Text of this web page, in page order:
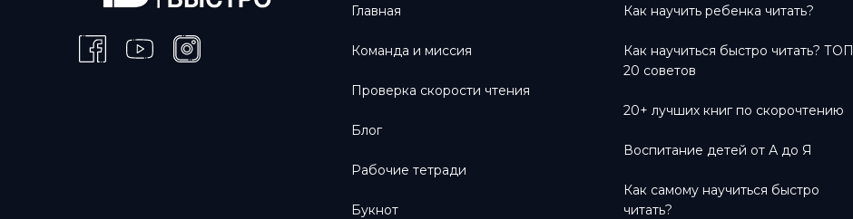
Главная
Команда и миссия
Проверка скорости чтения
Блог
Рабочие тетради
Букнот
Как научить ребенка читать?
Как научиться быстро читать? ТОП
20 советов
20+ лучших книг по скорочтению
Воспитание детей от А до Я
Как самому научиться быстро
читать?